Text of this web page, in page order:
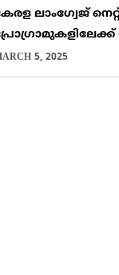
ലാംഗ്വേജ്
5, 2025